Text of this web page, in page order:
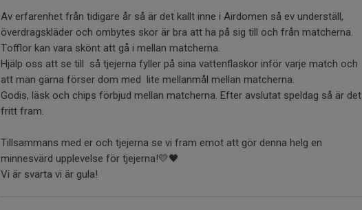
Av erfarenhet från tidigare år så är det kallt inne i Airdomen så ev underställ,
överdragskläder och ombytes skor är bra att ha på sig till och från matcherna.
Tofflor kan vara skönt att gå i mellan matcherna.
Hjälp oss att se till så tjejerna fyller på sina vattenflaskor inför varje match och
att man gärna förser dom med lite mellanmål mellan matcherna.
Godis, läsk och chips förbjud mellan matcherna. Efter avslutat speldag så är det
fritt fram.
Tillsammans med er och tjejerna se vi fram emot att gör denna helg en
minnesvärd upplevelse för tjejerna!💛🖤
Vi är svarta vi är gula!